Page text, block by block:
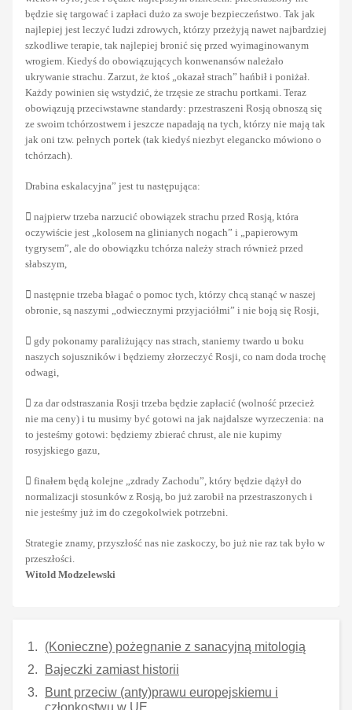
będzie się targować i zapłaci dużo za swoje bezpieczeństwo. Tak jak
najlepiej jest leczyć ludzi zdrowych, którzy przeżyją nawet najbardziej
szkodliwe terapie, tak najlepiej bronić się przed wyimaginowanym
wrogiem. Kiedyś do obowiązujących konwenansów należało
ukrywanie strachu. Zarzut, że ktoś „okazał strach” hańbił i poniżał.
Każdy powinien się wstydzić, że trzęsie ze strachu portkami. Teraz
obowiązują przeciwstawne standardy: przestraszeni Rosją obnoszą się
ze swoim tchórzostwem i jeszcze napadają na tych, którzy nie mają tak
jak oni tzw. pełnych portek (tak kiedyś niezbyt elegancko mówiono o
tchórzach).
Drabina eskalacyjna” jest tu następująca:
 najpierw trzeba narzucić obowiązek strachu przed Rosją, która
oczywiście jest „kolosem na glinianych nogach” i „papierowym
tygrysem”, ale do obowiązku tchórza należy strach również przed
słabszym,
 następnie trzeba błagać o pomoc tych, którzy chcą stanąć w naszej
obronie, są naszymi „odwiecznymi przyjaciółmi” i nie boją się Rosji,
 gdy pokonamy paraliżujący nas strach, staniemy twardo u boku
naszych sojuszników i będziemy złorzeczyć Rosji, co nam doda trochę
odwagi,
 za dar odstraszania Rosji trzeba będzie zapłacić (wolność przecież
nie ma ceny) i tu musimy być gotowi na jak najdalsze wyrzeczenia: na
to jesteśmy gotowi: będziemy zbierać chrust, ale nie kupimy
rosyjskiego gazu,
 finałem będą kolejne „zdrady Zachodu”, który będzie dążył do
normalizacji stosunków z Rosją, bo już zarobił na przestraszonych i
nie jesteśmy już im do czegokolwiek potrzebni.
Strategie znamy, przyszłość nas nie zaskoczy, bo już nie raz tak było w
przeszłości.
Witold Modzelewski
(Konieczne) pożegnanie z sanacyjną mitologią
Bajeczki zamiast historii
Bunt przeciw (anty)prawu europejskiemu i